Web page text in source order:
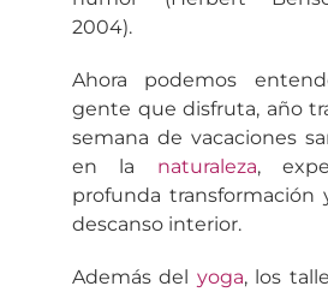
2004).
Ahora podemos
gente que disfruta, año
semana de vacaciones
en la naturaleza,
profunda transformación
descanso interior.
Además del yoga, los